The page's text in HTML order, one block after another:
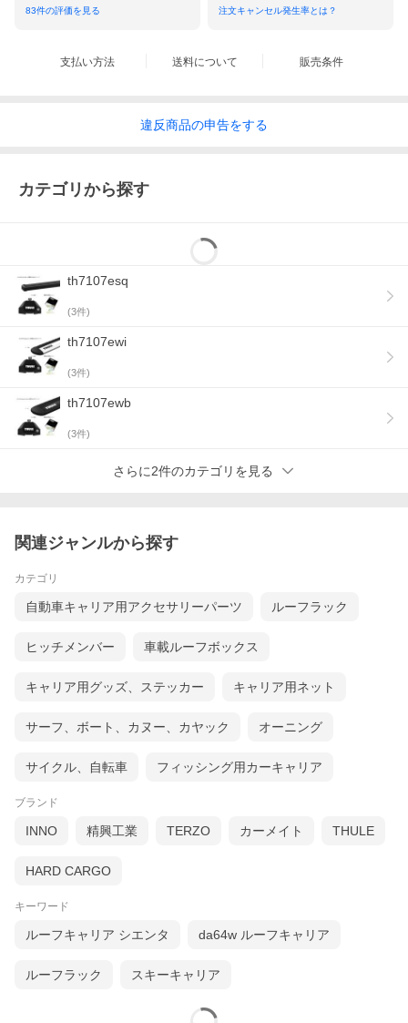
83件の評価を見る 注文キャンセル発生率とは？
支払い方法 送料について 販売条件
違反商品の申告をする
カテゴリから探す
th7107esq
(3件)
th7107ewi
(3件)
th7107ewb
(3件)
さらに2件のカテゴリを見る
関連ジャンルから探す
カテゴリ
自動車キャリア用アクセサリーパーツ ルーフラック
ヒッチメンバー 車載ルーフボックス
キャリア用グッズ、ステッカー キャリア用ネット
サーフ、ボート、カヌー、カヤック オーニング
サイクル、自転車 フィッシング用カーキャリア
ブランド
INNO 精興工業 TERZO カーメイト THULE
HARD CARGO
キーワード
ルーフキャリア シエンタ da64w ルーフキャリア
ルーフラック スキーキャリア